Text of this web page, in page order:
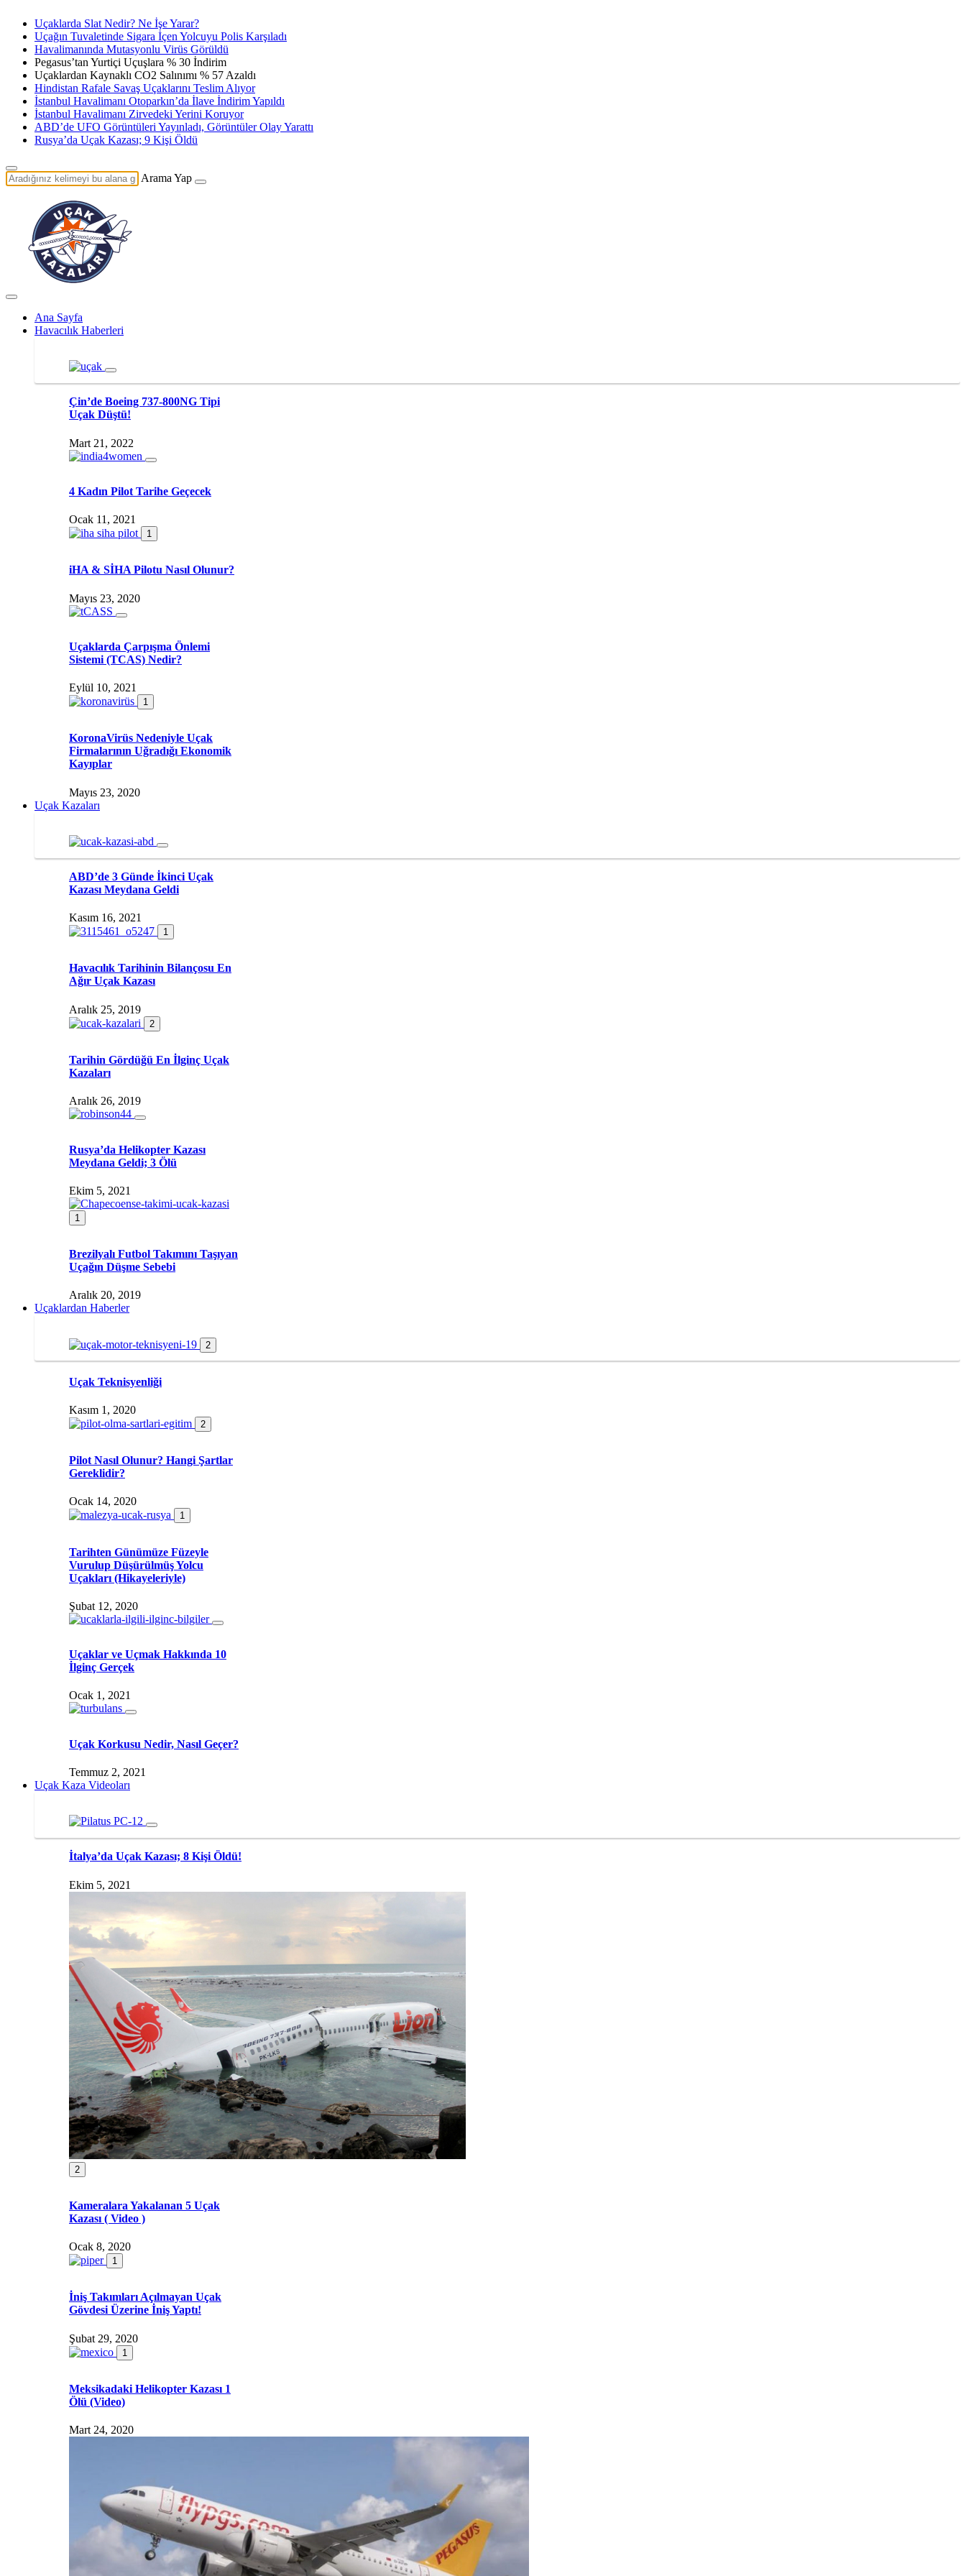
Uçaklarda Slat Nedir? Ne İşe Yarar?
Uçağın Tuvaletinde Sigara İçen Yolcuyu Polis Karşıladı
Havalimanında Mutasyonlu Virüs Görüldü
Pegasus’tan Yurtiçi Uçuşlara % 30 İndirim
Uçaklardan Kaynaklı CO2 Salınımı % 57 Azaldı
Hindistan Rafale Savaş Uçaklarını Teslim Alıyor
İstanbul Havalimanı Otoparkın’da İlave İndirim Yapıldı
İstanbul Havalimanı Zirvedeki Yerini Koruyor
ABD’de UFO Görüntüleri Yayınladı, Görüntüler Olay Yarattı
Rusya’da Uçak Kazası; 9 Kişi Öldü
Arama Yap
Ana Sayfa
Havacılık Haberleri
Çin’de Boeing 737-800NG Tipi
Uçak Düştü!
Mart 21, 2022
4 Kadın Pilot Tarihe Geçecek
Ocak 11, 2021
1
iHA & SİHA Pilotu Nasıl Olunur?
Mayıs 23, 2020
Uçaklarda Çarpışma Önlemi
Sistemi (TCAS) Nedir?
Eylül 10, 2021
1
KoronaVirüs Nedeniyle Uçak
Firmalarının Uğradığı Ekonomik
Kayıplar
Mayıs 23, 2020
Uçak Kazaları
ABD’de 3 Günde İkinci Uçak
Kazası Meydana Geldi
Kasım 16, 2021
1
Havacılık Tarihinin Bilançosu En
Ağır Uçak Kazası
Aralık 25, 2019
2
Tarihin Gördüğü En İlginç Uçak
Kazaları
Aralık 26, 2019
Rusya’da Helikopter Kazası
Meydana Geldi; 3 Ölü
Ekim 5, 2021
1
Brezilyalı Futbol Takımını Taşıyan
Uçağın Düşme Sebebi
Aralık 20, 2019
Uçaklardan Haberler
2
Uçak Teknisyenliği
Kasım 1, 2020
2
Pilot Nasıl Olunur? Hangi Şartlar
Gereklidir?
Ocak 14, 2020
1
Tarihten Günümüze Füzeyle
Vurulup Düşürülmüş Yolcu
Uçakları (Hikayeleriyle)
Şubat 12, 2020
Uçaklar ve Uçmak Hakkında 10
İlginç Gerçek
Ocak 1, 2021
Uçak Korkusu Nedir, Nasıl Geçer?
Temmuz 2, 2021
Uçak Kaza Videoları
İtalya’da Uçak Kazası; 8 Kişi Öldü!
Ekim 5, 2021
2
Kameralara Yakalanan 5 Uçak
Kazası ( Video )
Ocak 8, 2020
1
İniş Takımları Açılmayan Uçak
Gövdesi Üzerine İniş Yaptı!
Şubat 29, 2020
1
Meksikadaki Helikopter Kazası 1
Ölü (Video)
Mart 24, 2020